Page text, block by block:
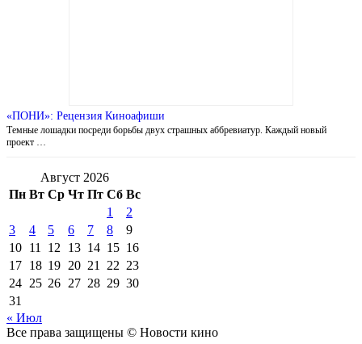
«ПОНИ»: Рецензия Киноафиши
Темные лошадки посреди борьбы двух страшных аббревиатур. Каждый новый
проект …
Август 2026
Пн Вт Ср Чт Пт Сб Вс
1
2
3
4 5 6 7 8
9
10 11 12 13 14 15 16
17 18 19 20 21 22 23
24 25 26 27 28 29 30
31
« Июл
Все права защищены © Новости кино